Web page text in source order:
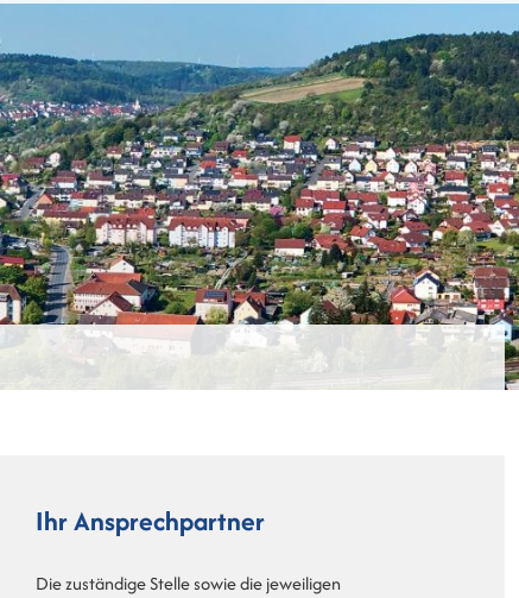
Ihr Ansprechpartner
Die zuständige Stelle sowie die jeweiligen